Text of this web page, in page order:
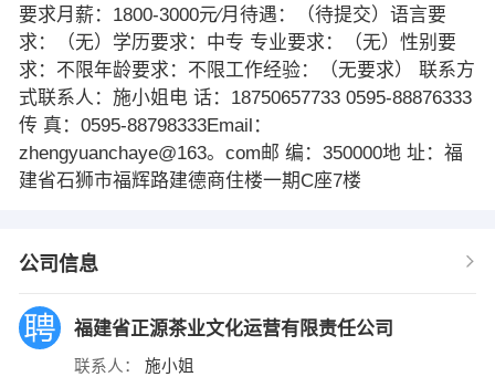
要求月薪：1800-3000元∕月待遇：（待提交）语言要
求：（无）学历要求：中专 专业要求：（无）性别要
求：不限年龄要求：不限工作经验：（无要求） 联系方
式联系人：施小姐电 话：18750657733 0595-88876333
传 真：0595-88798333Email：
zhengyuanchaye@163。com邮 编：350000地 址：福
建省石狮市福辉路建德商住楼一期C座7楼
公司信息
福建省正源茶业文化运营有限责任公司
联系人： 施小姐